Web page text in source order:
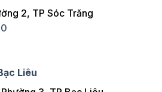
2, TP Sóc Trăng
Liêu